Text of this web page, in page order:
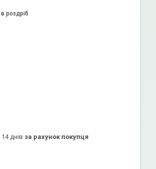
роздріб
днів за рахунок покупця